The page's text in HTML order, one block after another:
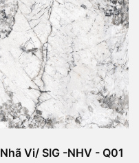
Nhã Vi/ SIG -NHV - Q01